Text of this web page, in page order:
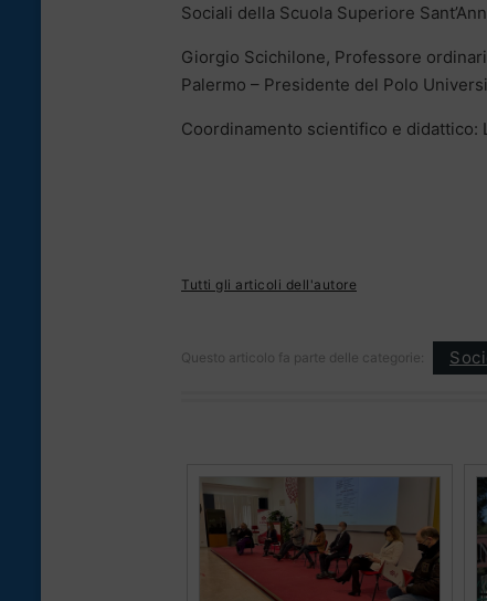
Sociali della Scuola Superiore
Giorgio Scichilone, Professore
Palermo – Presidente del Polo
Coordinamento scientifico e didattico:
Tutti gli articoli dell'autore
Questo articolo fa parte delle categorie: